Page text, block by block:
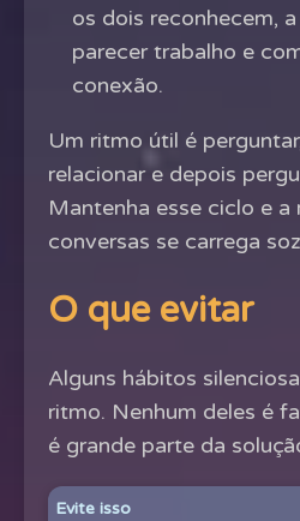
os dois reconhecem,
parecer trabalho e
conexão.
Um ritmo útil é
relacionar e depois
Mantenha esse ciclo e a
conversas se carrega
O que evitar
Alguns hábitos
ritmo. Nenhum deles é
é grande parte da
Evite isso